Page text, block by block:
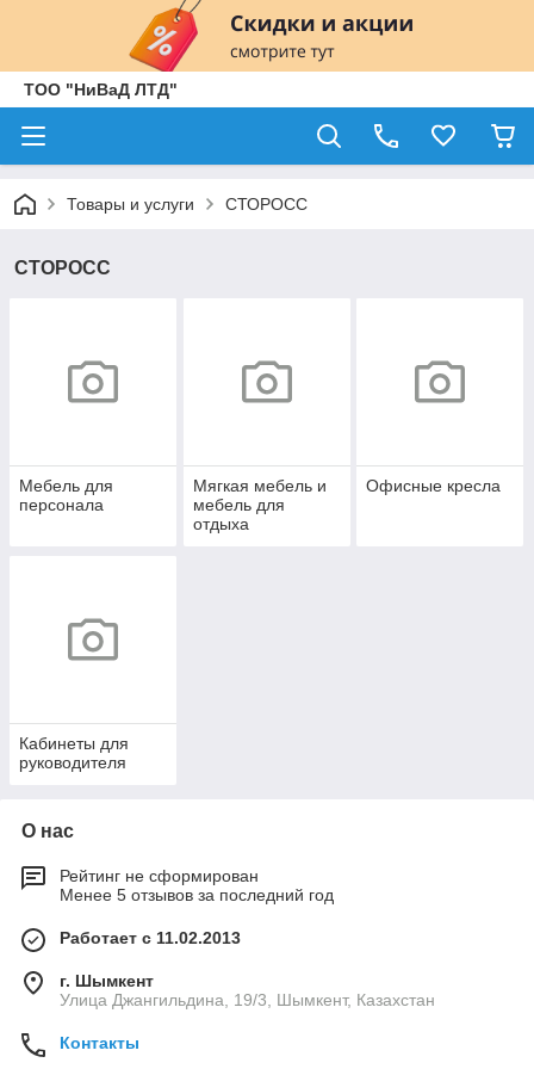
ТОО "НиВаД ЛТД"
Товары и услуги СТОРОСС
СТОРОСС
Мебель для
персонала
Мягкая мебель и
мебель для
отдыха
Офисные кресла
Кабинеты для
руководителя
О нас
Рейтинг не сформирован
Менее 5 отзывов за последний год
Работает с 11.02.2013
г. Шымкент
Улица Джангильдина, 19/3, Шымкент, Казахстан
Контакты